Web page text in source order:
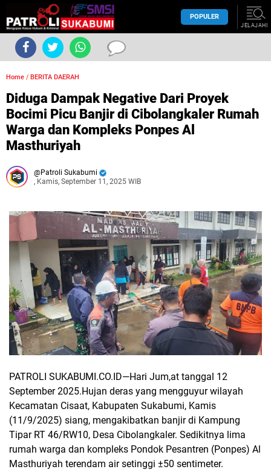
POPULER
JELAJAHI
Home / BERITA DAERAH
Diduga Dampak Negative Dari Proyek
Bocimi Picu Banjir di Cibolangkaler Rumah
Warga dan Kompleks Ponpes Al
Masthuriyah
Patroli Sukabumi
, Kamis, September 11, 2025 WIB
PATROLI SUKABUMI.CO.ID—Hari Jum,at tanggal 12
September 2025.Hujan deras yang mengguyur wilayah
Kecamatan Cisaat, Kabupaten Sukabumi, Kamis
(11/9/2025) siang, mengakibatkan banjir di Kampung
Tipar RT 46/RW10, Desa Cibolangkaler. Sedikitnya lima
rumah warga dan kompleks Pondok Pesantren (Ponpes) Al
Masthuriyah terendam air setinggi ±50 sentimeter.